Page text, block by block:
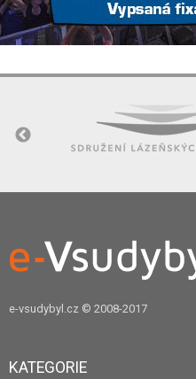
e-vsudybyl.cz © 2008-2017
KATEGORIE